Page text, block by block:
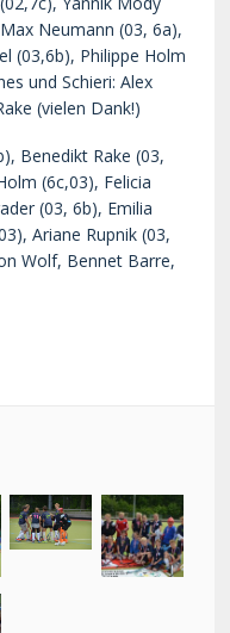
Neumann (03, 6a),
(03,6b), Philippe Holm
und Schieri:Alex
(vielen Dank!)
Benedikt Rake (03,
(6c,03), Felicia
(03, 6b), Emilia
Ariane Rupnik (03,
Wolf, Bennet Barre,